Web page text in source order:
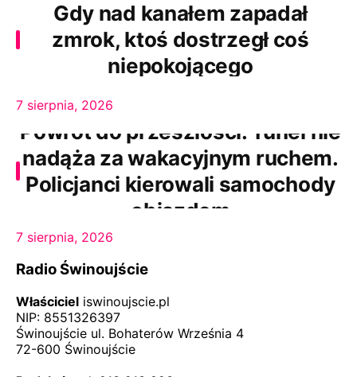
Gdy nad kanałem zapadał
zmrok, ktoś dostrzegł coś
niepokojącego
7 sierpnia, 2026
Powrót do przeszłości. Tunel nie
nadąża za wakacyjnym ruchem.
Policjanci kierowali samochody
objazdem
7 sierpnia, 2026
Radio Świnoujście
Właściciel iswinoujscie.pl
NIP: 8551326397
Świnoujście ul. Bohaterów Września 4
72-600 Świnoujście